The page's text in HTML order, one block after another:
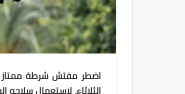
اضطر مفتش شرطة ممتاز